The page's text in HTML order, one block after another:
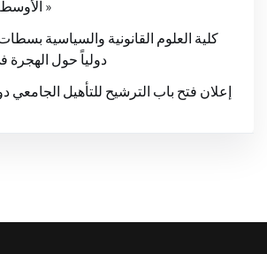
الأوسط وشمال أفريقيا »
كلية العلوم القانونية والسياسية
دولياً حول الهجرة
إعلان فتح باب الترشيح للتأهيل الجامعي دورة